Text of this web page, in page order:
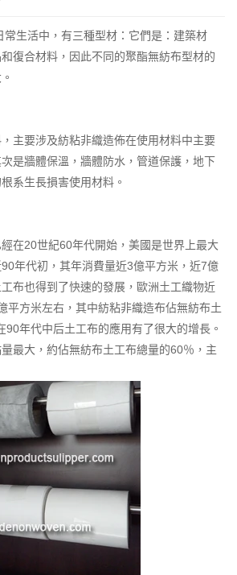
常生活中，有三種型材：它們是：建築材
復合材料，因此不同的聚酯無紡布型材的
主要涉及紡粘非織造佈在使用材料中主要
是牆體保溫，牆體防水，管道保護，地下
系生長損害使用材料。
在20世紀60年代開始，美國是世界上最大
年代初，其年消費量近3億平方米，近7億
布也得到了快速的發展，歐洲土工織物近
平方米左右，其中紡粘非織造布佔無紡布土
90年代中后土工布的應用有了很大的增長。
最大，約佔無紡布土工布總量的60％，主